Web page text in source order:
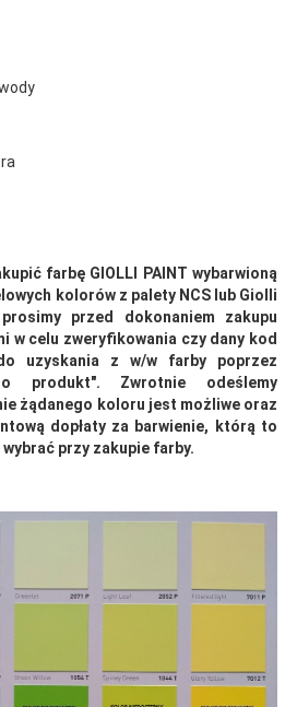
farbę GIOLLI PAINT wybarwioną
kolorów z palety NCS lub Giolli
przed dokonaniem zakupu
w celu zweryfikowania czy dany kod
uzyskania z w/w farby poprzez
produkt". Zwrotnie odeślemy
żądanego koloru jest możliwe oraz
dopłaty za barwienie, którą to
przy zakupie farby.